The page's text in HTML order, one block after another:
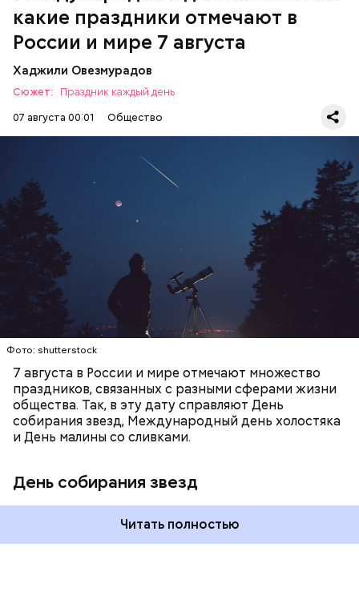
какие праздники отмечают в
России и мире 7 августа
Хаджили Овезмурадов
Сюжет:
Праздник каждый день
07 августа 00:01
Общество
Фото: shutterstock
7 августа в России и мире отмечают множество
праздников, связанных с разными сферами жизни
общества. Так, в эту дату справляют День
собирания звезд, Международный день холостяка
и День малины со сливками.
День собирания звезд
День собирания звезд учрежден в честь
метеорного потока Персеиды, который ежегодно
можно наблюдать в августе. Все любители
смотреть на звездопад 7 августа выезжают за
город — в местность, где нет светового
загрязнения и где можно невооруженным глазом
наблюдать за падающими звездами.
Читать полностью
ЕДА ПРАЗДНИКИ
СЛАДОСТИ